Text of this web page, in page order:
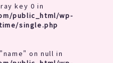
key 0 in
public_html/wp-
single.php
on null in